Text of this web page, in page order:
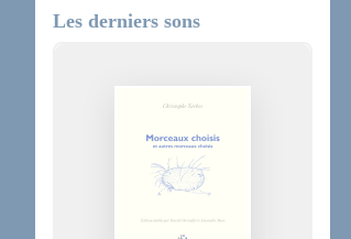
Les derniers sons